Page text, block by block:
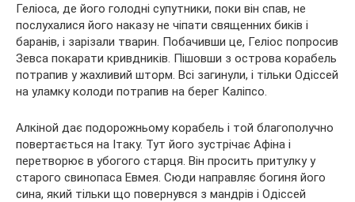
Геліоса, де його голодні супутники, поки він спав, не
послухалися його наказу не чіпати священних биків і
баранів, і зарізали тварин. Побачивши це, Геліос попросив
Зевса покарати кривдників. Пішовши з острова корабель
потрапив у жахливий шторм. Всі загинули, і тільки Одіссей
на уламку колоди потрапив на берег Каліпсо.
Алкіной дає подорожньому корабель і той благополучно
повертається на Ітаку. Тут його зустрічає Афіна і
перетворює в убогого старця. Він просить притулку у
старого свинопаса Евмея. Сюди направляє богиня його
сина, який тільки що повернувся з мандрів і Одіссей